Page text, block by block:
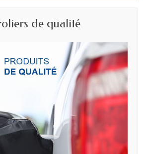
de qualité